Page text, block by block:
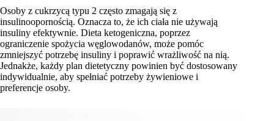
Osoby z cukrzycą typu 2 często zmagają się z
insulinoopornością. Oznacza to, że ich ciała nie używają
insuliny efektywnie. Dieta ketogeniczna, poprzez
ograniczenie spożycia węglowodanów, może pomóc
zmniejszyć potrzebę insuliny i poprawić wrażliwość na nią.
Jednakże, każdy plan dietetyczny powinien być dostosowany
indywidualnie, aby spełniać potrzeby żywieniowe i
preferencje osoby.